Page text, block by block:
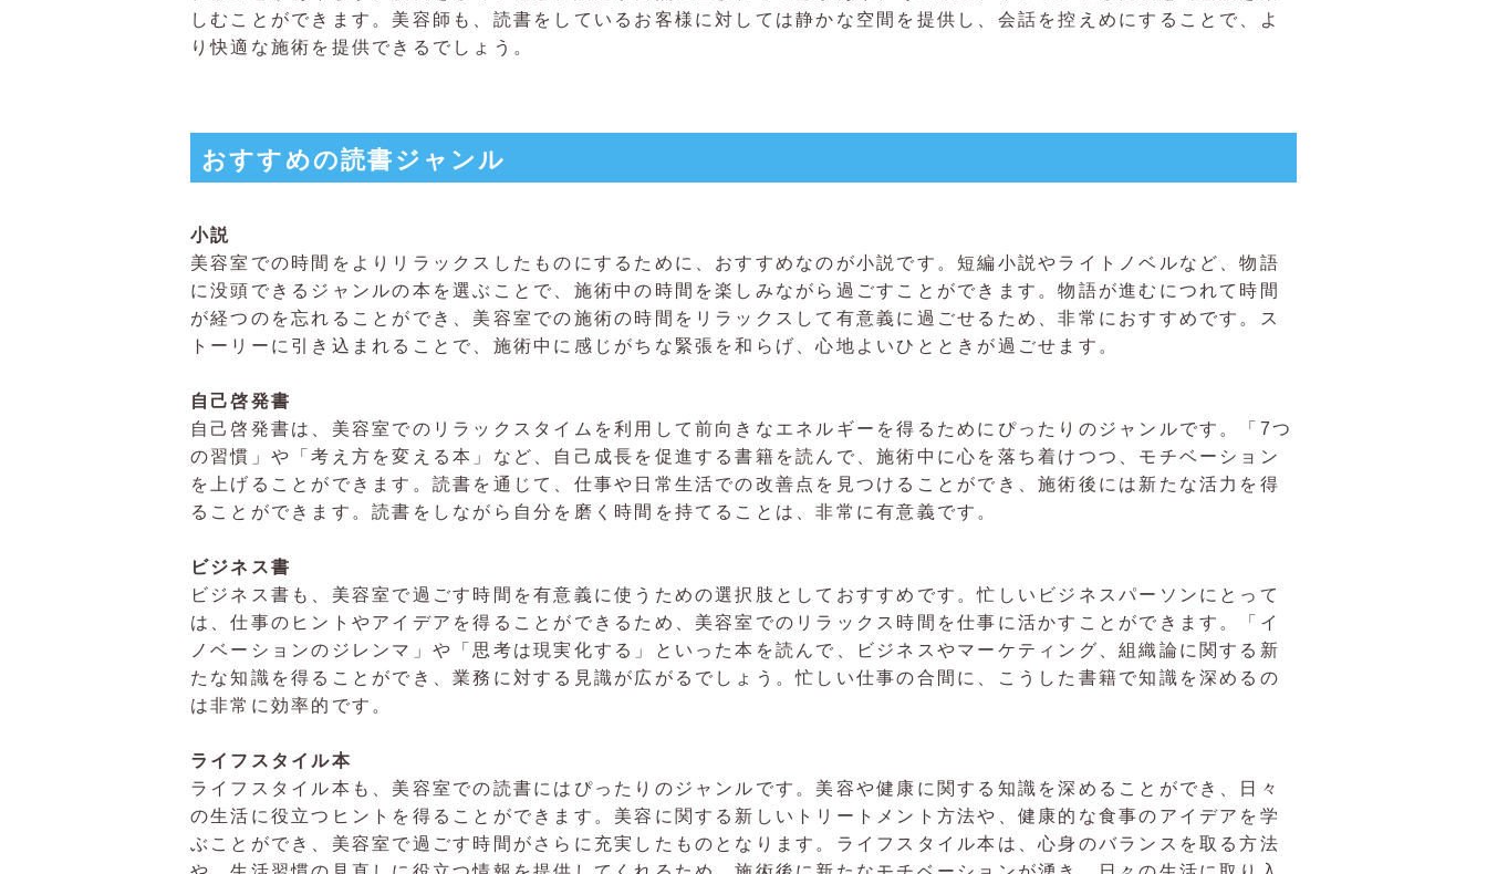
しむことができます。美容師も、読書をしているお客様に対しては静かな空間を提供し、会話を控えめにすることで、よ
り快適な施術を提供できるでしょう。
おすすめの読書ジャンル
小説
美容室での時間をよりリラックスしたものにするために、おすすめなのが小説です。短編小説やライトノベルなど、物語
に没頭できるジャンルの本を選ぶことで、施術中の時間を楽しみながら過ごすことができます。物語が進むにつれて時間
が経つのを忘れることができ、美容室での施術の時間をリラックスして有意義に過ごせるため、非常におすすめです。ス
トーリーに引き込まれることで、施術中に感じがちな緊張を和らげ、心地よいひとときが過ごせます。
自己啓発書
自己啓発書は、美容室でのリラックスタイムを利用して前向きなエネルギーを得るためにぴったりのジャンルです。「7つ
の習慣」や「考え方を変える本」など、自己成長を促進する書籍を読んで、施術中に心を落ち着けつつ、モチベーション
を上げることができます。読書を通じて、仕事や日常生活での改善点を見つけることができ、施術後には新たな活力を得
ることができます。読書をしながら自分を磨く時間を持てることは、非常に有意義です。
ビジネス書
ビジネス書も、美容室で過ごす時間を有意義に使うための選択肢としておすすめです。忙しいビジネスパーソンにとって
は、仕事のヒントやアイデアを得ることができるため、美容室でのリラックス時間を仕事に活かすことができます。「イ
ノベーションのジレンマ」や「思考は現実化する」といった本を読んで、ビジネスやマーケティング、組織論に関する新
たな知識を得ることができ、業務に対する見識が広がるでしょう。忙しい仕事の合間に、こうした書籍で知識を深めるの
は非常に効率的です。
ライフスタイル本
ライフスタイル本も、美容室での読書にはぴったりのジャンルです。美容や健康に関する知識を深めることができ、日々
の生活に役立つヒントを得ることができます。美容に関する新しいトリートメント方法や、健康的な食事のアイデアを学
ぶことができ、美容室で過ごす時間がさらに充実したものとなります。ライフスタイル本は、心身のバランスを取る方法